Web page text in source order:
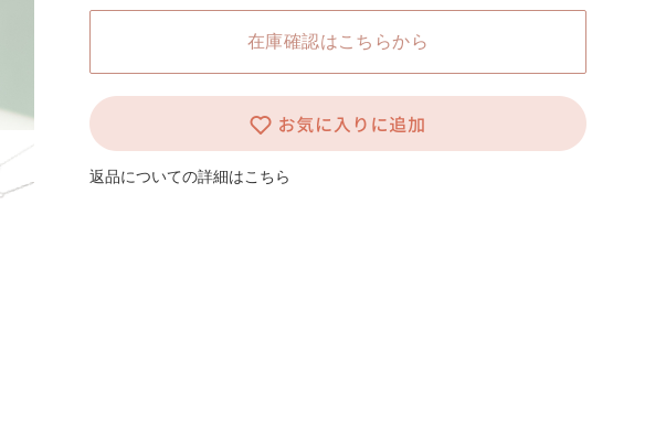
在庫確認はこちらから
返品についての詳細はこちら